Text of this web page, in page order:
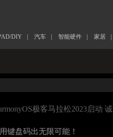
DIY 汽车 智能硬件 家居
极客马拉松2023启动